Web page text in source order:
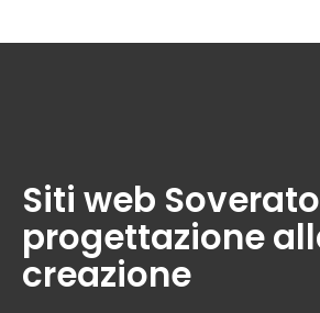
Siti web
progettazione
creazione